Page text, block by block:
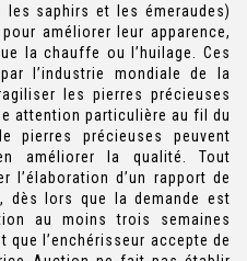
saphirs et les émeraudes)
améliorer leur apparence,
la chauffe ou l’huilage. Ces
l’industrie mondiale de la
les pierres précieuses
attention particulière au fil du
pierres précieuses peuvent
améliorer la qualité. Tout
l’élaboration d’un rapport de
dès lors que la demande est
au moins trois semaines
que l’enchérisseur accepte de